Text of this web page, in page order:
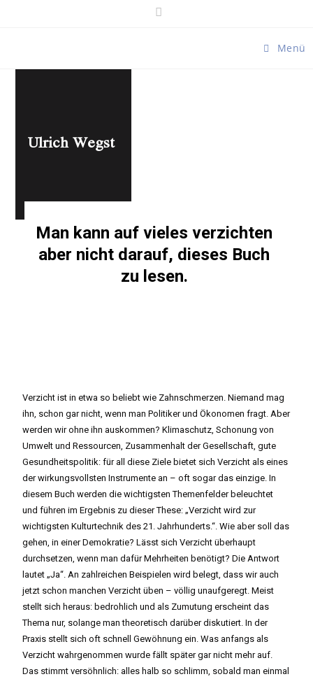
Menü
Ulrich Wegst
Man kann auf vieles verzichten
aber nicht darauf, dieses Buch
zu lesen.
Verzicht ist in etwa so beliebt wie Zahnschmerzen. Niemand mag
ihn, schon gar nicht, wenn man Politiker und Ökonomen fragt. Aber
werden wir ohne ihn auskommen? Klimaschutz, Schonung von
Umwelt und Ressourcen, Zusammenhalt der Gesellschaft, gute
Gesundheitspolitik: für all diese Ziele bietet sich Verzicht als eines
der wirkungsvollsten Instrumente an – oft sogar das einzige. In
diesem Buch werden die wichtigsten Themenfelder beleuchtet
und führen im Ergebnis zu dieser These: „Verzicht wird zur
wichtigsten Kulturtechnik des 21. Jahrhunderts.“. Wie aber soll das
gehen, in einer Demokratie? Lässt sich Verzicht überhaupt
durchsetzen, wenn man dafür Mehrheiten benötigt? Die Antwort
lautet „Ja“. An zahlreichen Beispielen wird belegt, dass wir auch
jetzt schon manchen Verzicht üben – völlig unaufgeregt. Meist
stellt sich heraus: bedrohlich und als Zumutung erscheint das
Thema nur, solange man theoretisch darüber diskutiert. In der
Praxis stellt sich oft schnell Gewöhnung ein. Was anfangs als
Verzicht wahrgenommen wurde fällt später gar nicht mehr auf.
Das stimmt versöhnlich: alles halb so schlimm, sobald man einmal